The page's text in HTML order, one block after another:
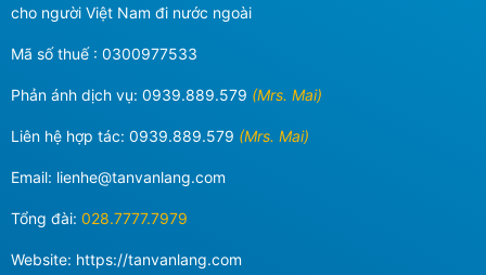
cho người Việt Nam đi nước ngoài
Mã số thuế : 0300977533
Phản ánh dịch vụ: 0939.889.579 (Mrs. Mai)
Liên hệ hợp tác: 0939.889.579 (Mrs. Mai)
Email: lienhe@tanvanlang.com
Tổng đài: 028.7777.7979
Website: https://tanvanlang.com